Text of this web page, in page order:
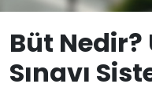
Büt
Sınavı